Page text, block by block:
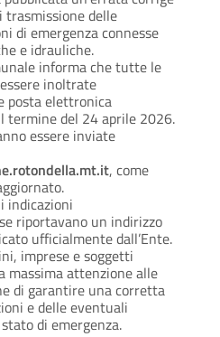
delle
di emergenza connesse
e idrauliche.
informa che tutte le
inoltrate
posta elettronica
termine del 24 aprile 2026.
essere inviate
, come
indicazioni
riportavano un indirizzo
ufficialmente dall’Ente.
imprese e soggetti
massima attenzione alle
di garantire una corretta
e delle eventuali
di emergenza.